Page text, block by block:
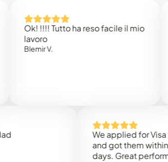
Ok! !!!! Tutto ha reso facile il mio
We applied for Visa to
and got them within 3
days. Great performance!